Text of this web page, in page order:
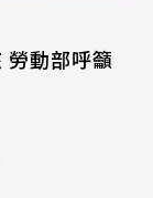
勞動部呼籲